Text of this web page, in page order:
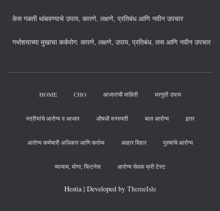
केस गळती थांबवण्याचे उपाय, कारणे, लक्षणे, प्रतिबंध आणि नवीन उपचार
गर्भाशयाच्या मुखाचा कर्करोग: कारणे, लक्षणे, उपाय, प्रतिबंध, लस आणि नवीन उपचार
HOME CHO आजारांची माहिती घरगुती उपाय
स्त्रीयांचे आरोग्य व आजार औषधी वनस्पती बाल आरोग्य इतर
आरोग्य कर्मचारी अधिकार आणि कर्तव्य आहार विहार पुरुषांचे आरोग्य
व्यायाम, योगा, फिटनेस आरोग्य सेवक फ्री टेस्ट
Hestia | Developed by ThemeIsle